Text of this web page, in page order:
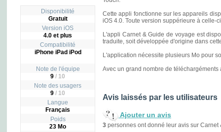
Disponibilité
Gratuit
Version iOS
4.0 et plus
Compatibilité
iPhone iPad iPod
Note de l'équipe
9 / 10
Note des usagers
9 / 10
Langue
Français
Poids
23 Mo
Cette appli fonctionne sur les appareils
iOS 4.0. Toute version suppérieure à celle-
L'appli Carnet & Guide de voyage est
traduite, soit développée d'origine dans
L'application nécessite plusieurs Mo pour
Avec un grand nombre de
Avis laissés par les utilisateurs
Ajouter un avis
3 personnes ont donné leur avis sur Carnet